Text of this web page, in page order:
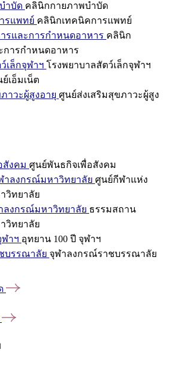
ำบัด คลินิกกายภาพบำบัด
รแพทย์ คลินิกเทคนิคการแพทย์
รและการกำหนดอาหาร คลินิก
การกำหนดอาหาร
เล็กจุฬาฯ โรงพยาบาลสัตว์เล็กจุฬาฯ
เอ็มเน็ต
าวะผู้สูงอายุ ศูนย์ส่งเสริมสุขภาวะผู้สูง
สังคม ศูนย์พันธกิจเพื่อสังคม
าลงกรณ์มหาวิทยาลัย ศูนย์กีฬาแห่ง
วิทยาลัย
ลงกรณ์มหาวิทยาลัย ธรรมสถาน
วิทยาลัย
ฬาฯ อุทยาน 100 ปี จุฬาฯ
บรรณาลัย จุฬาลงกรณ์ราชบรรณาลัย